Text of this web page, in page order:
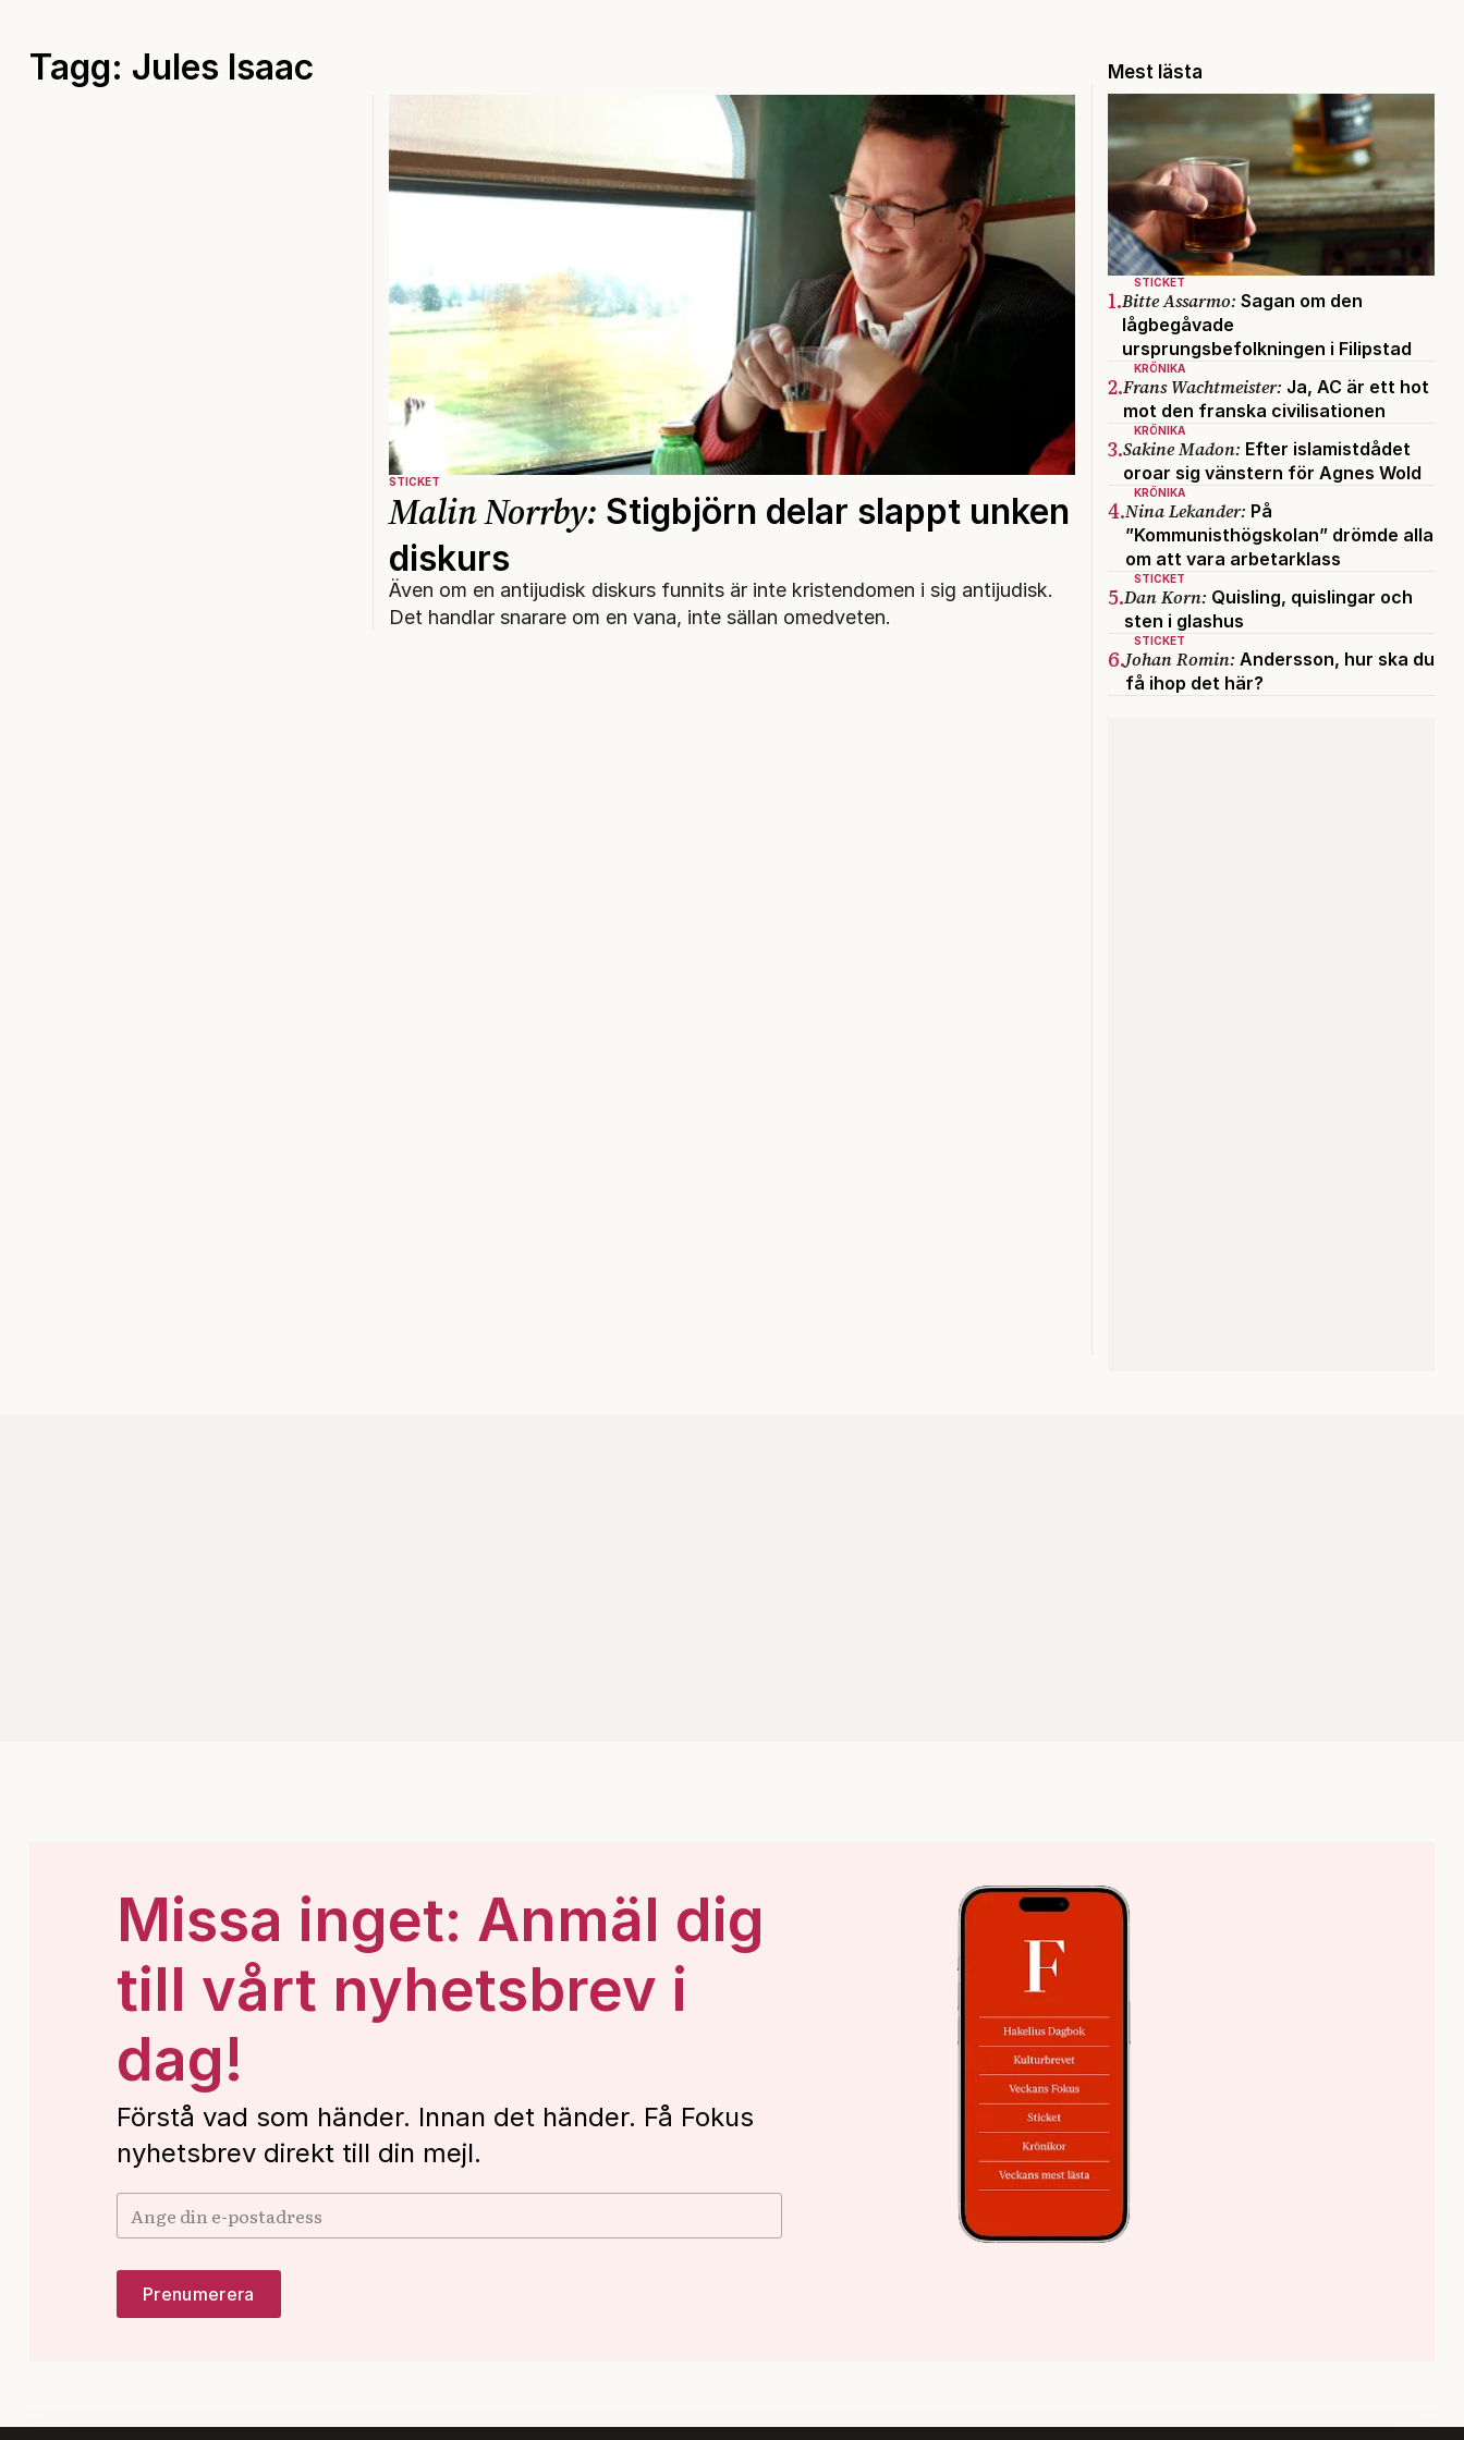
Tagg: Jules Isaac
STICKET
Malin Norrby: Stigbjörn delar slappt unken
diskurs
Även om en antijudisk diskurs funnits är inte kristendomen i sig antijudisk.
Det handlar snarare om en vana, inte sällan omedveten.
Mest lästa
STICKET
1.Bitte Assarmo: Sagan om den
lågbegåvade
ursprungsbefolkningen i Filipstad
KRÖNIKA
2.Frans Wachtmeister: Ja, AC är ett hot
mot den franska civilisationen
KRÖNIKA
3.Sakine Madon: Efter islamistdådet
oroar sig vänstern för Agnes Wold
KRÖNIKA
4.Nina Lekander: På
”Kommunisthögskolan” drömde alla
om att vara arbetarklass
STICKET
5.Dan Korn: Quisling, quislingar och
sten i glashus
STICKET
6.Johan Romin: Andersson, hur ska du
få ihop det här?
Missa inget: Anmäl dig
till vårt nyhetsbrev i
dag!
Förstå vad som händer. Innan det händer. Få Fokus
nyhetsbrev direkt till din mejl.